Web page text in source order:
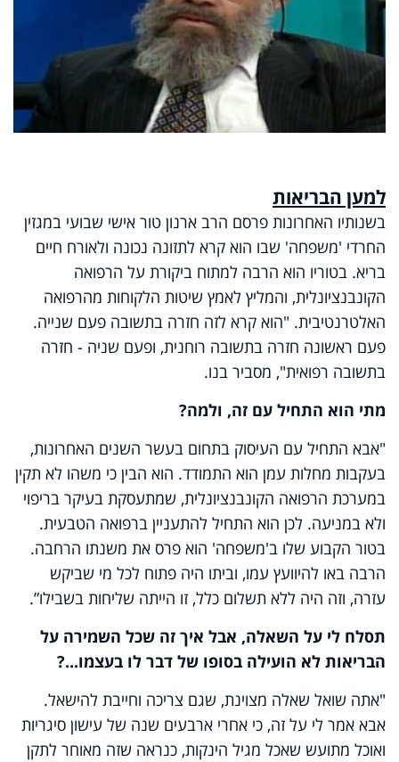
למען הבריאות
בשנותיו האחרונות פרסם הרב ארנון טור אישי שבועי במגזין
החרדי 'משפחה' שבו הוא קרא לתזונה נכונה ולאורח חיים
בריא. בטוריו הוא הרבה למתוח ביקורת על הרפואה
הקונבנציונלית, והמליץ לאמץ שיטות הלקוחות מהרפואה
האלטרנטיבית. "הוא קרא לזה חזרה בתשובה פעם שנייה.
פעם ראשונה חזרה בתשובה רוחנית, ופעם שניה - חזרה
בתשובה רפואית", מסביר בנו.
מתי הוא התחיל עם זה, ולמה?
"אבא התחיל עם העיסוק בתחום בעשר השנים האחרונות,
בעקבות מחלות עמן הוא התמודד. הוא הבין כי משהו לא תקין
במערכת הרפואה הקונבנציונלית, שמתעסקת בעיקר בריפוי
ולא במניעה. לכן הוא התחיל להתעניין ברפואה הטבעית.
בטור הקבוע שלו ב'משפחה' הוא פרס את משנתו הרחבה.
הרבה באו להיוועץ עמו, וביתו היה פתוח לכל מי שביקש
עזרה, וזה היה ללא תשלום כלל, זו הייתה שליחות בשבילו”.
תסלח לי על השאלה, אבל איך זה שכל השמירה על
הבריאות לא הועילה בסופו של דבר לו בעצמו...?
"אתה שואל שאלה מצוינת, שגם צריכה וחייבת להישאל.
אבא אמר לי על זה, כי אחרי ארבעים שנה של עישון סיגריות
ואוכל מתועש שאכל מגיל הינקות, כנראה שזה מאוחר לתקן